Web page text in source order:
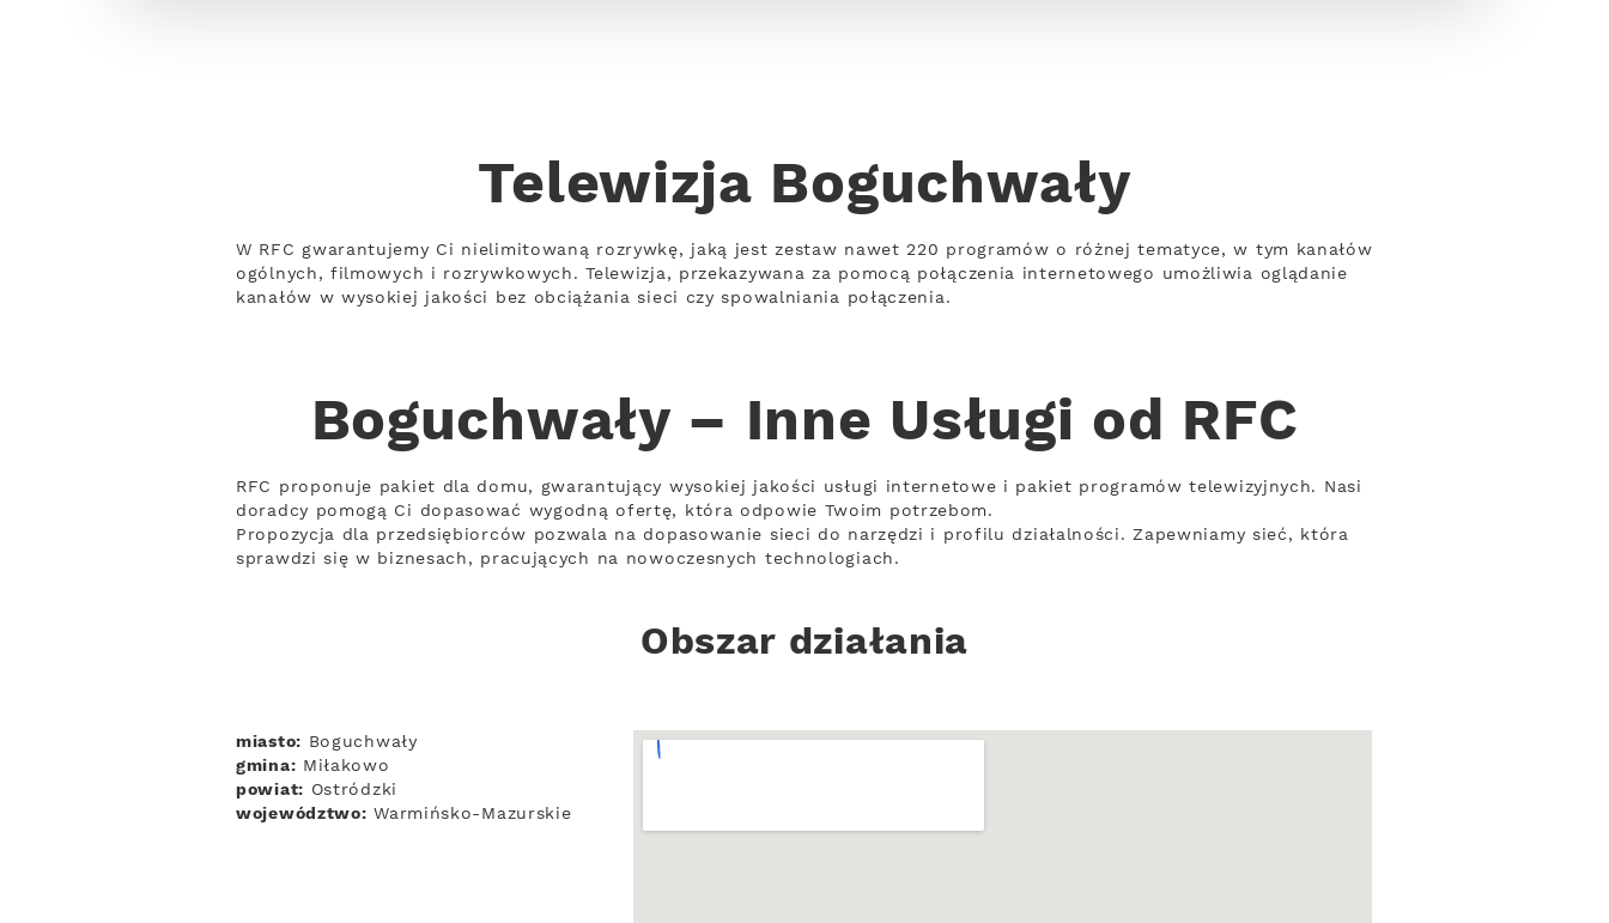
Telewizja Boguchwały
W RFC gwarantujemy Ci nielimitowaną rozrywkę, jaką jest zestaw nawet 220 programów o różnej tematyce, w tym kanałów
ogólnych, filmowych i rozrywkowych. Telewizja, przekazywana za pomocą połączenia internetowego umożliwia oglądanie
kanałów w wysokiej jakości bez obciążania sieci czy spowalniania połączenia.
Boguchwały – Inne Usługi od RFC
RFC proponuje pakiet dla domu, gwarantujący wysokiej jakości usługi internetowe i pakiet programów telewizyjnych. Nasi
doradcy pomogą Ci dopasować wygodną ofertę, która odpowie Twoim potrzebom.
Propozycja dla przedsiębiorców pozwala na dopasowanie sieci do narzędzi i profilu działalności. Zapewniamy sieć, która
sprawdzi się w biznesach, pracujących na nowoczesnych technologiach.
Obszar działania
miasto: Boguchwały
gmina: Miłakowo
powiat: Ostródzki
województwo: Warmińsko-Mazurskie